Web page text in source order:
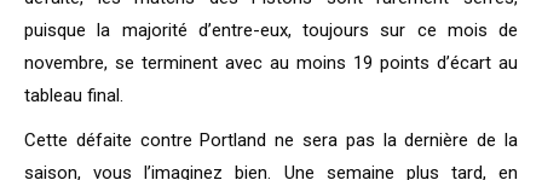
puisque la majorité d’entre-eux, toujours sur ce mois de
novembre, se terminent avec au moins 19 points d’écart au
tableau final.
Cette défaite contre Portland ne sera pas la dernière de la
saison, vous l’imaginez bien. Une semaine plus tard, en